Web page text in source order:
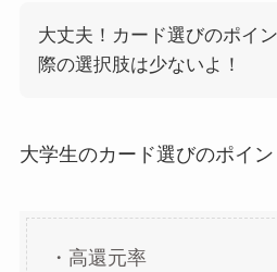
大丈夫！カード選びのポイ
際の選択肢は少ないよ！
大学生のカード選びのポイン
・高還元率